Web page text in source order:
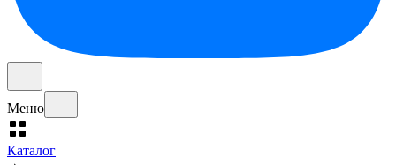
Меню
Каталог